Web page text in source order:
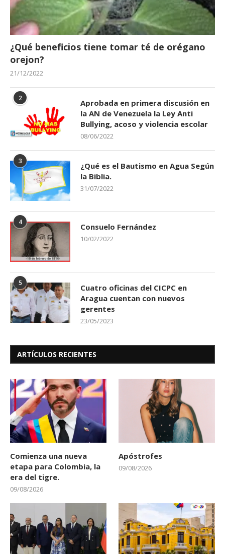
¿Qué beneficios tiene tomar té de orégano
orejon?
21/12/2022
2
Aprobada en primera discusión en
la AN de Venezuela la Ley Anti
Bullying, acoso y violencia escolar
08/06/2022
3
¿Qué es el Bautismo en Agua Según
la Biblia.
31/07/2022
4 Consuelo Fernández
10/02/2022
5
Cuatro oficinas del CICPC en
Aragua cuentan con nuevos
gerentes
23/05/2023
ARTÍCULOS RECIENTES
Comienza una nueva
etapa para Colombia, la
era del tigre.
09/08/2026
Apóstrofes
09/08/2026